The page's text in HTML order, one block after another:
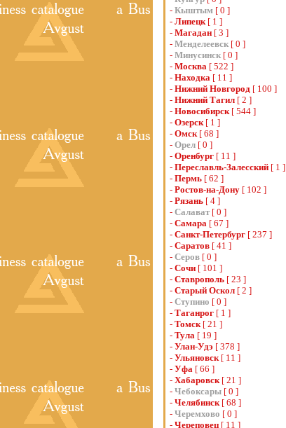
- Кыштым [ 0 ]
- Липецк[ 1 ]
- Магадан [ 3 ]
- Менделеевск [ 0 ]
- Минусинск [ 0 ]
- Москва [ 522 ]
- Находка [ 11 ]
- Нижний Новгород [ 100 ]
- Нижний Тагил [ 2 ]
- Новосибирск[ 544 ]
- Озерск[ 1 ]
- Омск[ 68 ]
- Орел [ 0 ]
- Оренбург [ 11 ]
- Переславль-Залесский [ 1 ]
- Пермь [ 62 ]
- Ростов-на-Дону [ 102 ]
- Рязань [ 4 ]
- Салават [ 0 ]
- Самара [ 67 ]
- Санкт-Петербург [ 237 ]
- Саратов [ 41 ]
- Серов [ 0 ]
- Сочи [ 101 ]
- Ставрополь [ 23 ]
- Старый Оскол [ 2 ]
- Ступино [ 0 ]
- Таганрог [ 1 ]
- Томск[ 21 ]
- Тула [ 19 ]
- Улан-Удэ [ 378 ]
- Ульяновск[ 11 ]
- Уфа [ 66 ]
- Хабаровск[ 21 ]
- Чебоксары [ 0 ]
- Челябинск[ 68 ]
- Черемхово [ 0 ]
- Череповец[ 11 ]